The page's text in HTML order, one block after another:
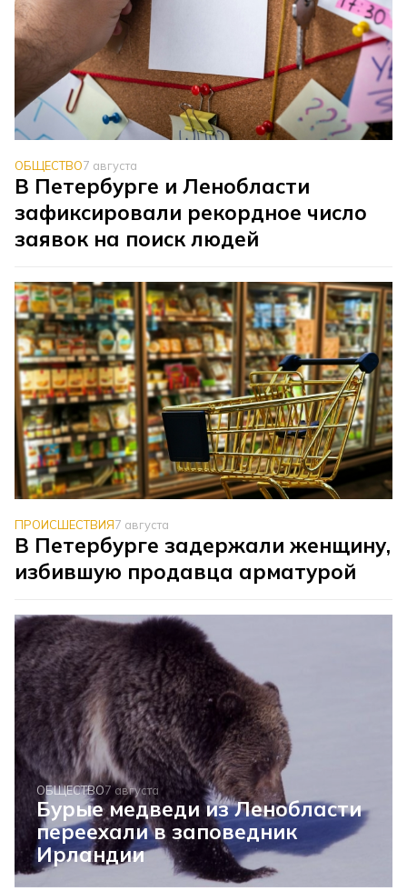
ОБЩЕСТВО7 августа
В Петербурге и Ленобласти
зафиксировали рекордное число
заявок на поиск людей
ПРОИСШЕСТВИЯ7 августа
В Петербурге задержали женщину,
избившую продавца арматурой
ОБЩЕСТВО7 августа
Бурые медведи из Ленобласти
переехали в заповедник
Ирландии